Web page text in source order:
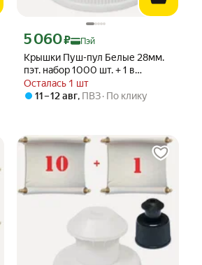
Крышки Пуш-пул Белые 28мм.
пэт. набор 1000 шт. + 1 в
подарок
Осталась 1 шт
Цена с картой Яндекс Пэй 5060 ₽ вместо
5 060₽ Пэй
11 – 12 авг, ПВЗ По клику